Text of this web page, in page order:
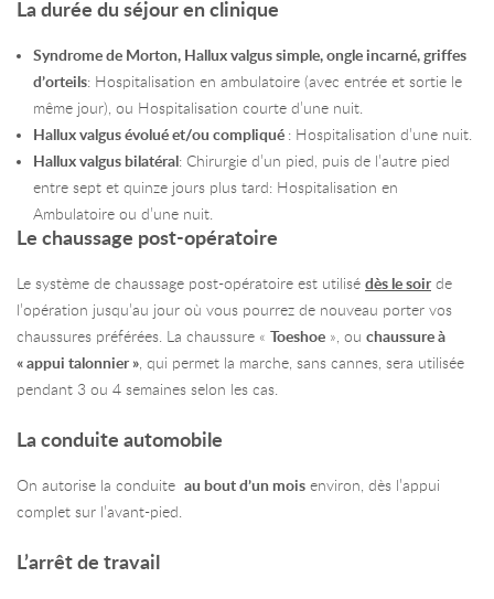
La durée du séjour en clinique
Syndrome de Morton, Hallux valgus simple, ongle incarné, griffes
d’orteils: Hospitalisation en ambulatoire (avec entrée et sortie le
même jour), ou Hospitalisation courte d’une nuit.
Hallux valgus évolué et/ou compliqué : Hospitalisation d’une nuit.
Hallux valgus bilatéral : Chirurgie d’un pied, puis de l’autre pied
entre sept et quinze jours plus tard: Hospitalisation en
Ambulatoire ou d’une nuit.
Le chaussage post-opératoire
Le système de chaussage post-opératoire est utilisé dès le soir de
l’opération jusqu’au jour où vous pourrez de nouveau porter vos
chaussures préférées. La chaussure « Toeshoe », ou chaussure à
« appui talonnier », qui permet la marche, sans cannes, sera utilisée
pendant 3 ou 4 semaines selon les cas.
La conduite automobile
On autorise la conduite au bout d’un mois environ, dès l’appui
complet sur l’avant-pied.
L’arrêt de travail